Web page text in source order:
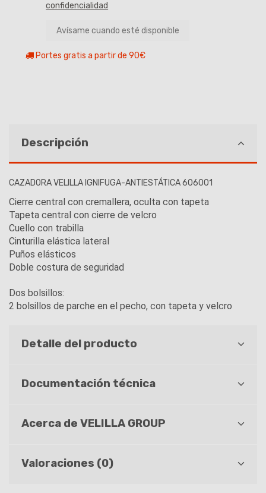
confidencialidad
Portes gratis a partir de 90€
Descripción
CAZADORA VELILLA IGNIFUGA-ANTIESTÁTICA 606001
Cierre central con cremallera, oculta con tapeta
Tapeta central con cierre de velcro
Cuello con trabilla
Cinturilla elástica lateral
Puños elásticos
Doble costura de seguridad
Dos bolsillos:
2 bolsillos de parche en el pecho, con tapeta y velcro
Detalle del producto
Documentación técnica
Acerca de VELILLA GROUP
Valoraciones (0)